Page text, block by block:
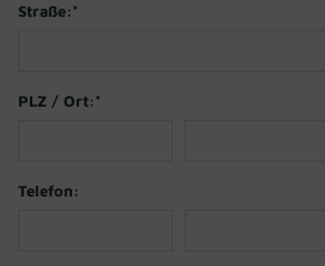
Straße:*
PLZ / Ort:*
Telefon: